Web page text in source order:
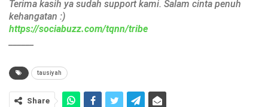
Terima kasih ya sudah support kami. Salam cinta penuh
kehangatan :)
https://sociabuzz.com/tqnn/tribe
tausiyah
Share